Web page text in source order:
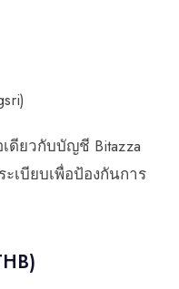
วกับบัญชี Bitazza
บียบเพื่อป้องกันการ